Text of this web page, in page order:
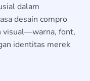
dalam
desain compro
visual—warna, font,
identitas merek